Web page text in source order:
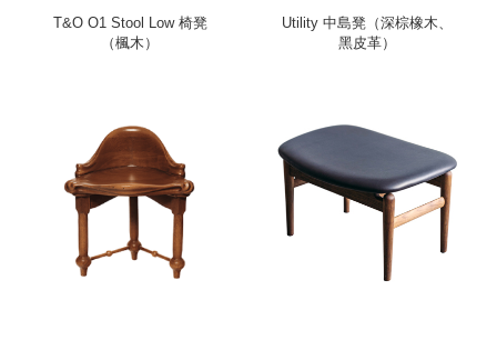
T&O O1 Stool Low 椅凳
（楓木）
Utility 中島凳（深棕橡木、
黑皮革）